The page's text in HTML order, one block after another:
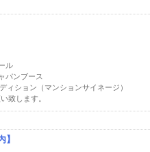
ル
ンブース
ション（マンションサイネージ）
致します。